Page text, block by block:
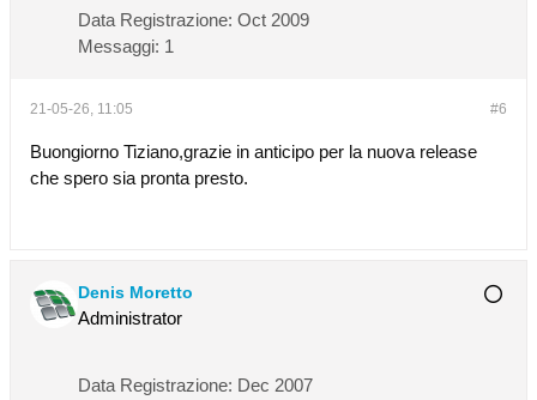
Data Registrazione: Oct 2009
Messaggi: 1
#6
21-05-26, 11:05
Buongiorno Tiziano,grazie in anticipo per la nuova release
che spero sia pronta presto.
Denis Moretto
Administrator
Data Registrazione: Dec 2007